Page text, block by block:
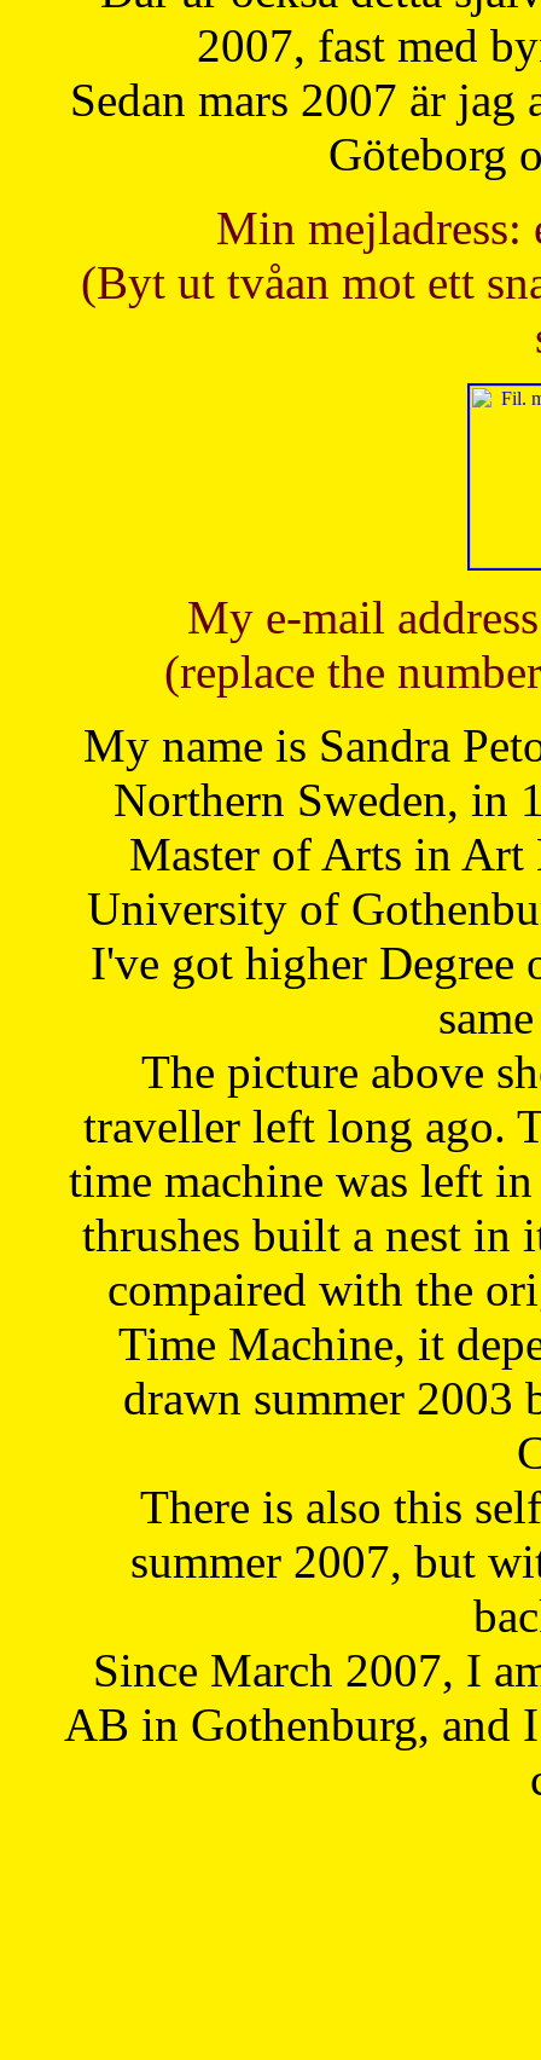
2007, fast med
Sedan mars 2007 är
Göteborg
Min mejladress:
(Byt ut tvåan mot ett
My e-mail
(replace the
My name is Sandra
Northern Sweden, in
Master of Arts in Art
University of
I've got higher Degree
The picture above
traveller left long ago.
time machine was left
thrushes built a nest in
compaired with the
Time Machine, it
drawn summer 2003
There is also this
summer 2007, but
Since March 2007, I
AB in Gothenburg, and